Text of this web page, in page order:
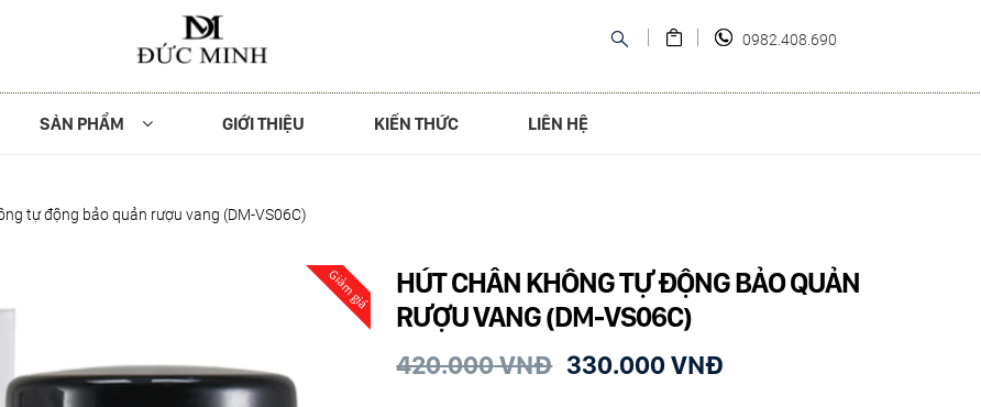
0982.408.690
SẢN PHẨM GIỚI THIỆU KIẾN THỨC LIÊN HỆ
tự động bảo quản rượu vang (DM-VS06C)
Giảm giá
HÚT CHÂN KHÔNG TỰ ĐỘNG BẢO QUẢN
RƯỢU VANG (DM-VS06C)
420.000VNĐ 330.000VNĐ